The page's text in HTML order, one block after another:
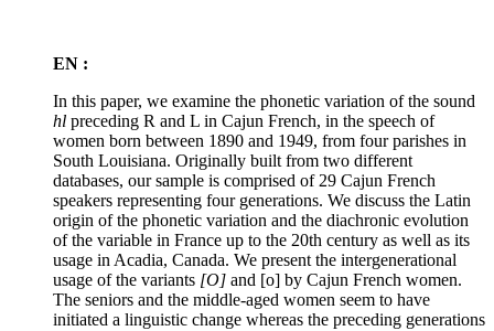
EN :
In this paper, we examine the phonetic variation of the sound
hl preceding R and L in Cajun French, in the speech of
women born between 1890 and 1949, from four parishes in
South Louisiana. Originally built from two different
databases, our sample is comprised of 29 Cajun French
speakers representing four generations. We discuss the Latin
origin of the phonetic variation and the diachronic evolution
of the variable in France up to the 20th century as well as its
usage in Acadia, Canada. We present the intergenerational
usage of the variants [O] and [o] by Cajun French women.
The seniors and the middle-aged women seem to have
initiated a linguistic change whereas the preceding generations